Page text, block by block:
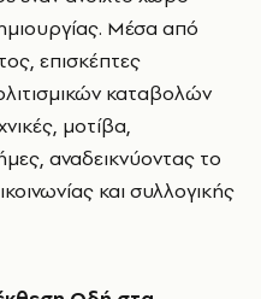
Μέσα από
επισκέπτες
καταβολών
μοτίβα,
αναδεικνύοντας το
και συλλογικής